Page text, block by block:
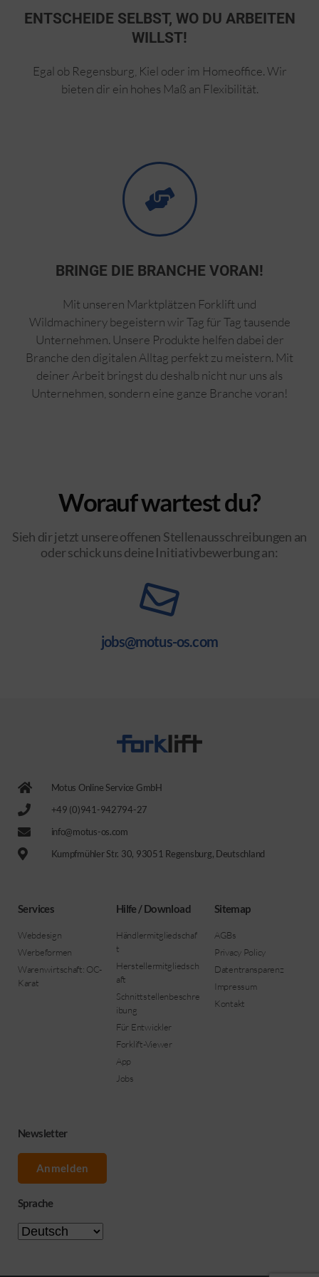
ENTSCHEIDE SELBST, WO DU ARBEITEN
WILLST!
Egal ob Regensburg, Kiel oder im Homeoffice. Wir
bieten dir ein hohes Maß an Flexibilität.
BRINGE DIE BRANCHE VORAN!
Mit unseren Marktplätzen Forklift und
Wildmachinery begeistern wir Tag für Tag tausende
Unternehmen. Unsere Produkte helfen dabei der
Branche den digitalen Alltag perfekt zu meistern. Mit
deiner Arbeit bringst du deshalb nicht nur uns als
Unternehmen, sondern eine ganze Branche voran!
Worauf wartest du?
Sieh dir jetzt unsere offenen Stellenausschreibungen an
oder schick uns deine Initiativbewerbung an:
jobs@motus-os.com
Motus Online Service GmbH
+49 (0)941-942794-27
info@motus-os.com
Kumpfmühler Str. 30, 93051 Regensburg, Deutschland
Services
Webdesign
Werbeformen
Warenwirtschaft: OC-
Karat
Hilfe / Download
Händlermitgliedschaf
t
Herstellermitgliedsch
aft
Schnittstellenbeschre
ibung
Für Entwickler
Forklift-Viewer
App
Jobs
Sitemap
AGBs
Privacy Policy
Datentransparenz
Impressum
Kontakt
Newsletter
Anmelden
Sprache